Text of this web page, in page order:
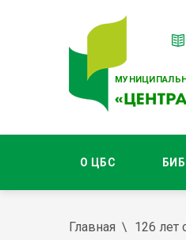
О ЦБС
Главная 126 лет